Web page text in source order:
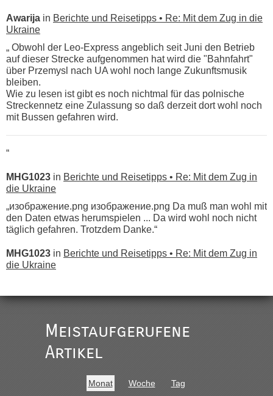
Awarija in Berichte und Reisetipps • Re: Mit dem Zug in die
Ukraine
„ Obwohl der Leo-Express angeblich seit Juni den Betrieb
auf dieser Strecke aufgenommen hat wird die "Bahnfahrt"
über Przemysl nach UA wohl noch lange Zukunftsmusik
bleiben.
Wie zu lesen ist gibt es noch nichtmal für das polnische
Streckennetz eine Zulassung so daß derzeit dort wohl noch
mit Bussen gefahren wird.
“
MHG1023 in Berichte und Reisetipps • Re: Mit dem Zug in
die Ukraine
„изображение.png изображение.png Da muß man wohl mit
den Daten etwas herumspielen ... Da wird wohl noch nicht
täglich gefahren. Trotzdem Danke.“
MHG1023 in Berichte und Reisetipps • Re: Mit dem Zug in
die Ukraine
Ist korrekt, aber ich finde man hätte trotzdem im Text gleich
darauf hinweisen können.
War aber nicht "böse" gemeint ...
buchbar - warum auch immer ...
Hab´s versucht - bekomme aber immer angezeigt "auf dieser
Meistaufgerufene
Artikel
Monat Woche Tag